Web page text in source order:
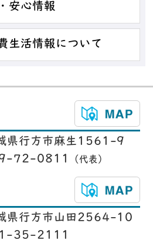
安心情報
生活情報について
行方市麻生1561-9
72-0811
（代表）
県行方市山田2564-10
35-2111